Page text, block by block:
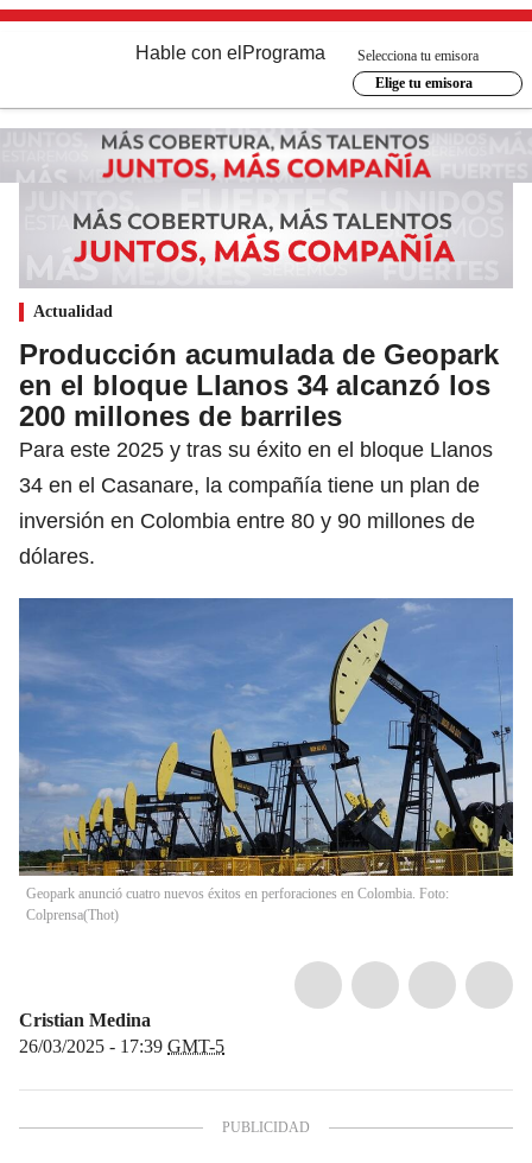
Hable con el Programa
Selecciona tu emisora
Elige tu emisora
Actualidad
Producción acumulada de Geopark
en el bloque Llanos 34 alcanzó los
200 millones de barriles
Para este 2025 y tras su éxito en el bloque Llanos
34 en el Casanare, la compañía tiene un plan de
inversión en Colombia entre 80 y 90 millones de
dólares.
Geopark anunció cuatro nuevos éxitos en perforaciones en Colombia. Foto:
Colprensa(Thot)
Cristian Medina
26/03/2025 - 17:39 GMT-5